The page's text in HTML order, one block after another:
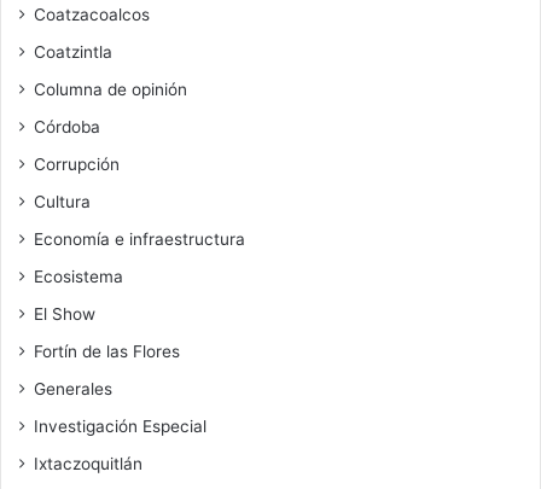
Coatzacoalcos
Coatzintla
Columna de opinión
Córdoba
Corrupción
Cultura
Economía e infraestructura
Ecosistema
El Show
Fortín de las Flores
Generales
Investigación Especial
Ixtaczoquitlán